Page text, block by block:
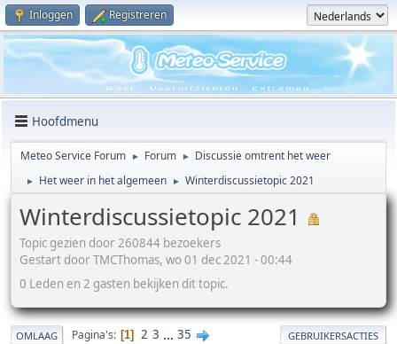
Inloggen Registreren
Hoofdmenu
Meteo Service Forum ► Forum ► Discussie omtrent het weer
► Het weer in het algemeen ► Winterdiscussietopic 2021
Winterdiscussietopic 2021
Topic gezien door 260844 bezoekers
Gestart door TMCThomas, wo 01 dec 2021 - 00:44
0 Leden en 2 gasten bekijken dit topic.
OMLAAG Pagina's 1 2 3 ... 35 GEBRUIKERSACTIES